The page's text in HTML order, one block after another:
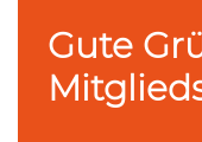
Gute